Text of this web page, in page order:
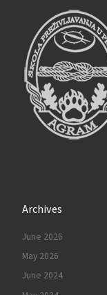
Archives
June 2026
May 2026
June 2024